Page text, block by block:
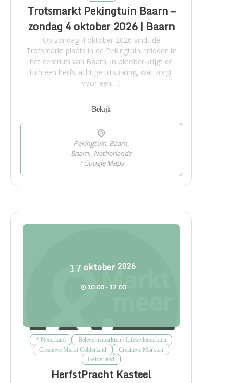
Trotsmarkt Pekingtuin Baarn –
zondag 4 oktober 2026 | Baarn
Op zondag 4 oktober 2026 vindt de
Trotsmarkt plaats in de Pekingtuin, midden in
het centrum van Baarn. In oktober krijgt de
tuin een herfstachtige uitstraling, wat zorgt
voor een[...]
Bekijk
Pekingtuin, Baarn,
Baarn, Netherlands
+ Google Maps
17 oktober 2026
10:00 - 17:00
* Nederland
Belevenismarkten / Lifestylemarkten
Creatieve Markt Gelderland
Creatieve Markten
Gelderland
HerfstPracht Kasteel